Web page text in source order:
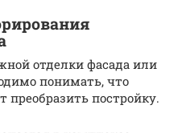
отделки фасада или
понимать, что
постройку.